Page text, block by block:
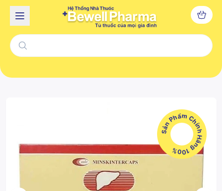
Sản Phẩm Chính Hãng 100%